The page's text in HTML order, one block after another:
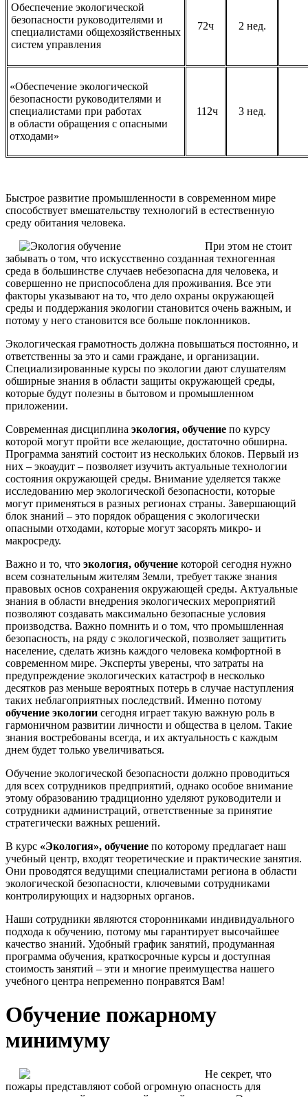
Обеспечение экологической
безопасности руководителями и
специалистами общехозяйственных
систем управления
72ч 2 нед.
«Обеспечение экологической
безопасности руководителями и
специалистами при работах
в области обращения с опасными
отходами»
112ч 3 нед.
Быстрое развитие промышленности в современном мире
способствует вмешательству технологий в естественную
среду обитания человека.
При этом не стоит
забывать о том, что искусственно созданная техногенная
среда в большинстве случаев небезопасна для человека, и
совершенно не приспособлена для проживания. Все эти
факторы указывают на то, что дело охраны окружающей
среды и поддержания экологии становится очень важным, и
потому у него становится все больше поклонников.
Экологическая грамотность должна повышаться постоянно, и
ответственны за это и сами граждане, и организации.
Специализированные курсы по экологии дают слушателям
обширные знания в области защиты окружающей среды,
которые будут полезны в бытовом и промышленном
приложении.
Современная дисциплина экология, обучение по курсу
которой могут пройти все желающие, достаточно обширна.
Программа занятий состоит из нескольких блоков. Первый из
них – экоаудит – позволяет изучить актуальные технологии
состояния окружающей среды. Внимание уделяется также
исследованию мер экологической безопасности, которые
могут применяться в разных регионах страны. Завершающий
блок знаний – это порядок обращения с экологически
опасными отходами, которые могут засорять микро- и
макросреду.
Важно и то, что экология, обучение которой сегодня нужно
всем сознательным жителям Земли, требует также знания
правовых основ сохранения окружающей среды. Актуальные
знания в области внедрения экологических мероприятий
позволяют создавать максимально безопасные условия
производства. Важно помнить и о том, что промышленная
безопасность, на ряду с экологической, позволяет защитить
население, сделать жизнь каждого человека комфортной в
современном мире. Эксперты уверены, что затраты на
предупреждение экологических катастроф в несколько
десятков раз меньше вероятных потерь в случае наступления
таких неблагоприятных последствий. Именно потому
обучение экологии сегодня играет такую важную роль в
гармоничном развитии личности и общества в целом. Такие
знания востребованы всегда, и их актуальность с каждым
днем будет только увеличиваться.
Обучение экологической безопасности должно проводиться
для всех сотрудников предприятий, однако особое внимание
этому образованию традиционно уделяют руководители и
сотрудники администраций, ответственные за принятие
стратегически важных решений.
В курс «Экология», обучение по которому предлагает наш
учебный центр, входят теоретические и практические занятия.
Они проводятся ведущими специалистами региона в области
экологической безопасности, ключевыми сотрудниками
контролирующих и надзорных органов.
Наши сотрудники являются сторонниками индивидуального
подхода к обучению, потому мы гарантирует высочайшее
качество знаний. Удобный график занятий, продуманная
программа обучения, краткосрочные курсы и доступная
стоимость занятий – эти и многие преимущества нашего
учебного центра непременно понравятся Вам!
Обучение пожарному
минимуму
Не секрет, что
пожары представляют собой огромную опасность для